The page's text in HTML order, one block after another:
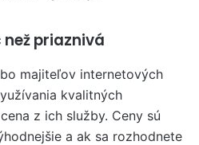
priaznivá
majiteľov internetových
kvalitných
z ich služby. Ceny sú
a ak sa rozhodnete